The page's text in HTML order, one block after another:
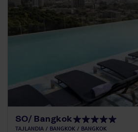
SO/ Bangkok
TAJLANDIA BANGKOK BANGKOK